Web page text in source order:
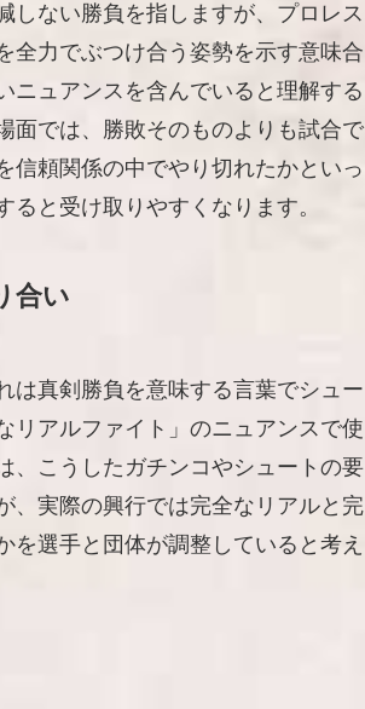
しない勝負を指しますが、プロレス
全力でぶつけ合う姿勢を示す意味合
ニュアンスを含んでいると理解する
面では、勝敗そのものよりも試合で
信頼関係の中でやり切れたかといっ
と受け取りやすくなります。
合い
は真剣勝負を意味する言葉でシュー
リアルファイト」のニュアンスで使
、こうしたガチンコやシュートの要
、実際の興行では完全なリアルと完
選手と団体が調整していると考え